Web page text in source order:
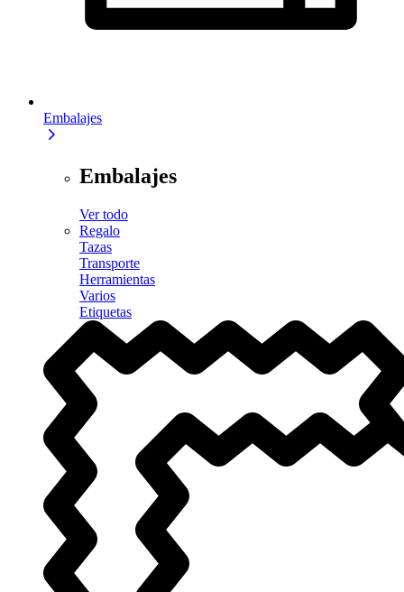
Embalajes
Embalajes
Ver todo
Regalo
Tazas
Transporte
Herramientas
Varios
Etiquetas